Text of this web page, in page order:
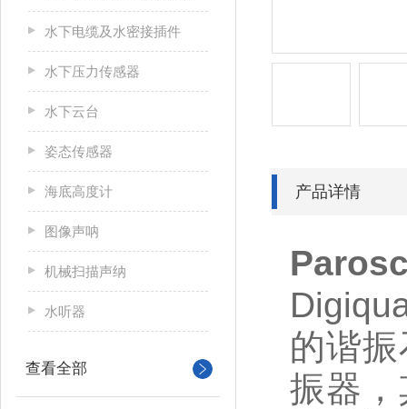
水下电缆及水密接插件
水下压力传感器
水下云台
姿态传感器
海底高度计
图像声呐
机械扫描声纳
水听器
查看全部
产品详情
的谐
振器